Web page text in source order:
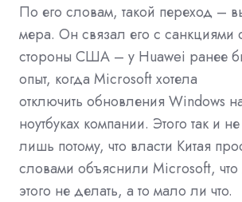
По его словам, такой переход –
мера. Он связал его с санкциями
стороны США – у Huawei ранее
опыт, когда Microsoft хотела
отключить обновления Windows
ноутбуках компании. Этого так и
лишь потому, что власти Китая
словами объяснили Microsoft,
этого не делать, а то мало ли что.